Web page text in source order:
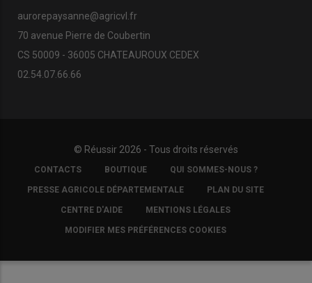
aurorepaysanne@agricvl.fr
70 avenue Pierre de Coubertin
CS 50009 - 36005 CHATEAUROUX CEDEX
02.54.07.66.66
© Réussir 2026 - Tous droits réservés
FOOTER
COPYRIGHT
CONTACTS BOUTIQUE QUI SOMMES-NOUS ?
PRESSE AGRICOLE DÉPARTEMENTALE PLAN DU SITE
CENTRE D'AIDE MENTIONS LÉGALES
MODIFIER MES PRÉFÉRENCES COOKIES